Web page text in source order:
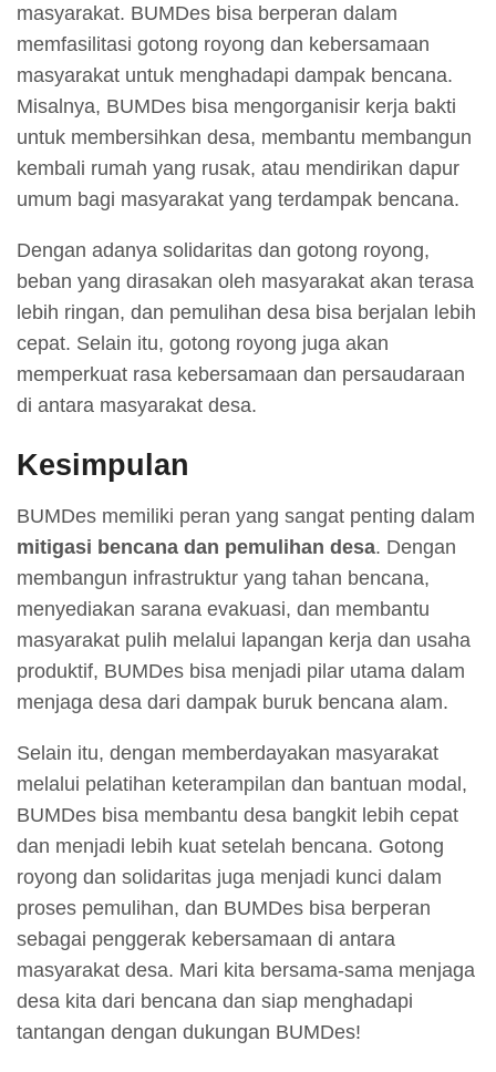
masyarakat. BUMDes bisa berperan dalam
memfasilitasi gotong royong dan kebersamaan
masyarakat untuk menghadapi dampak bencana.
Misalnya, BUMDes bisa mengorganisir kerja bakti
untuk membersihkan desa, membantu membangun
kembali rumah yang rusak, atau mendirikan dapur
umum bagi masyarakat yang terdampak bencana.
Dengan adanya solidaritas dan gotong royong,
beban yang dirasakan oleh masyarakat akan terasa
lebih ringan, dan pemulihan desa bisa berjalan lebih
cepat. Selain itu, gotong royong juga akan
memperkuat rasa kebersamaan dan persaudaraan
di antara masyarakat desa.
Kesimpulan
BUMDes memiliki peran yang sangat penting dalam
mitigasi bencana dan pemulihan desa. Dengan
membangun infrastruktur yang tahan bencana,
menyediakan sarana evakuasi, dan membantu
masyarakat pulih melalui lapangan kerja dan usaha
produktif, BUMDes bisa menjadi pilar utama dalam
menjaga desa dari dampak buruk bencana alam.
Selain itu, dengan memberdayakan masyarakat
melalui pelatihan keterampilan dan bantuan modal,
BUMDes bisa membantu desa bangkit lebih cepat
dan menjadi lebih kuat setelah bencana. Gotong
royong dan solidaritas juga menjadi kunci dalam
proses pemulihan, dan BUMDes bisa berperan
sebagai penggerak kebersamaan di antara
masyarakat desa. Mari kita bersama-sama menjaga
desa kita dari bencana dan siap menghadapi
tantangan dengan dukungan BUMDes!